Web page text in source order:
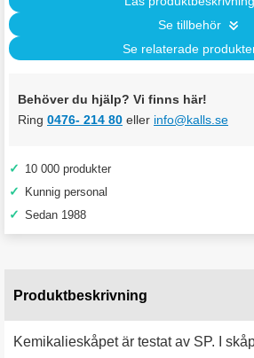
Se tillbehör
Se relaterade
Behöver du hjälp? Vi finns här!
Ring 0476- 214 80 eller info@kalls.se
✓ 10 000 produkter
✓ Kunnig personal
✓ Sedan 1988
Produktbeskrivning
Kemikalieskåpet är testat av SP. I